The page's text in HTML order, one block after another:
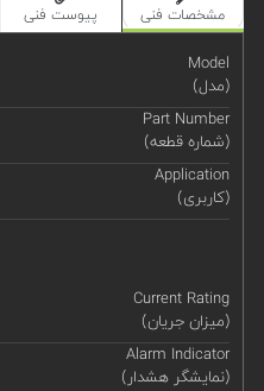
مشخصات فنی پیوست فنی
Model
(مدل)
Part Number
(شماره قطعه)
Application
(کاربری)
Current Rating
(میزان جریان)
Alarm Indicator
(نمایشگر هشدار)